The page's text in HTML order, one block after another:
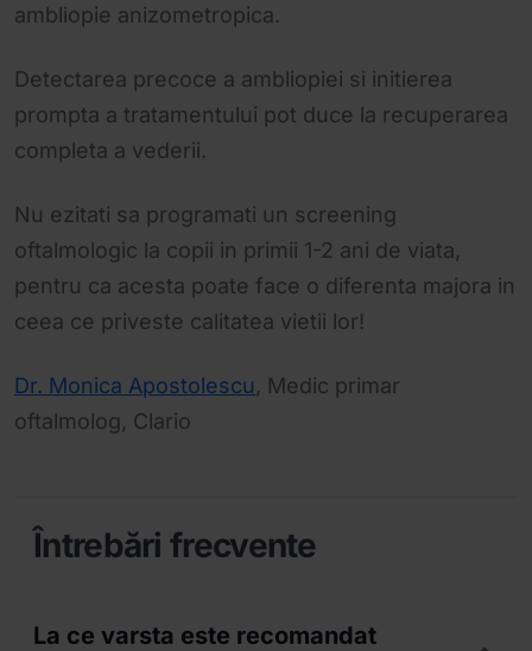
ambliopie anizometropica.
Detectarea precoce a ambliopiei si initierea
prompta a tratamentului pot duce la recuperarea
completa a vederii.
Nu ezitati sa programati un screening
oftalmologic la copii in primii 1-2 ani de viata,
pentru ca acesta poate face o diferenta majora in
ceea ce priveste calitatea vietii lor!
Dr. Monica Apostolescu, Medic primar
oftalmolog, Clario
Întrebări frecvente
La ce varsta este recomandat